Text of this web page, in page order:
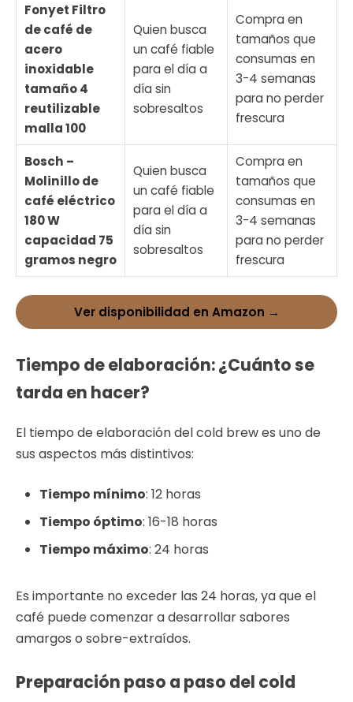
Fonyet Filtro
de café de
acero
inoxidable
tamaño 4
reutilizable
malla 100
Quien busca
un café fiable
para el día a
día sin
sobresaltos
Compra en
tamaños que
consumas en
3-4 semanas
para no perder
frescura
Bosch –
Molinillo de
café eléctrico
180 W
capacidad 75
gramos negro
Quien busca
un café fiable
para el día a
día sin
sobresaltos
Compra en
tamaños que
consumas en
3-4 semanas
para no perder
frescura
Ver disponibilidad en Amazon →
Tiempo de elaboración: ¿Cuánto se
tarda en hacer?
El tiempo de elaboración del cold brew es uno de
sus aspectos más distintivos:
Tiempo mínimo: 12 horas
Tiempo óptimo: 16-18 horas
Tiempo máximo: 24 horas
Es importante no exceder las 24 horas, ya que el
café puede comenzar a desarrollar sabores
amargos o sobre-extraídos.
Preparación paso a paso del cold